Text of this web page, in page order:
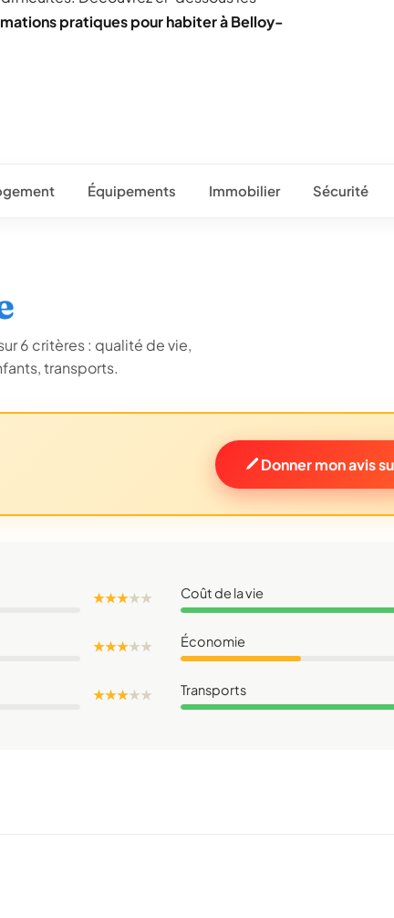
pratiques pour habiter à Belloy-
Équipements Immobilier Sécurité
6 critères : qualité de vie,
transports.
Donner mon avis
★ ★ ★★★ Coût de la vie
★ ★ ★★★ Économie
★ ★ ★★★ Transports